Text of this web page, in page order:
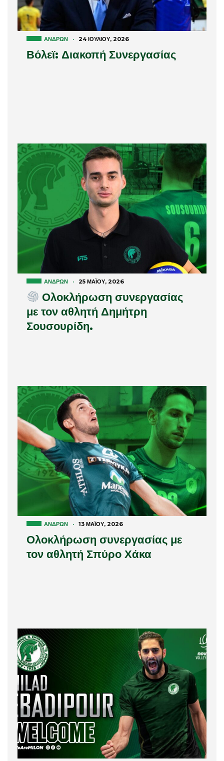
ΑΝΔΡΏΝ · 24 ΙΟΥΛΊΟΥ, 2026
Βόλεϊ: Διακοπή Συνεργασίας
ΑΝΔΡΏΝ · 25 ΜΑΪ́ΟΥ, 2026
Ολοκλήρωση συνεργασίας
με τον αθλητή Δημήτρη
Σουσουρίδη.
ΑΝΔΡΏΝ · 13 ΜΑΪ́ΟΥ, 2026
Ολοκλήρωση συνεργασίας με
τον αθλητή Σπύρο Χάκα